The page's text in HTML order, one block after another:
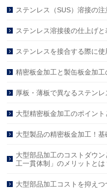
ステンレス（SUS）溶接の注
ステンレス溶接後の仕上げ
ステンレスを接合する際に
精密板金加工と製缶板金加工
厚板・薄板で異なるステン
大型精密板金加工のポイント
大型製品の精密板金加工！基
大型部品加工のコストダウ
工一貫体制」のメリットとは
大型部品加工コストを抑え